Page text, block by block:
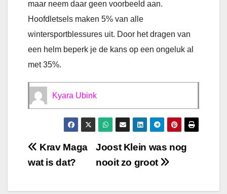
maar neem daar geen voorbeeld aan.
Hoofdletsels maken 5% van alle
wintersportblessures uit. Door het dragen van
een helm beperk je de kans op een ongeluk al
met 35%.
Kyara Ubink
Bericht
navigatie
Joost Klein was nog
nooit zo groot
Krav Maga
wat is dat?